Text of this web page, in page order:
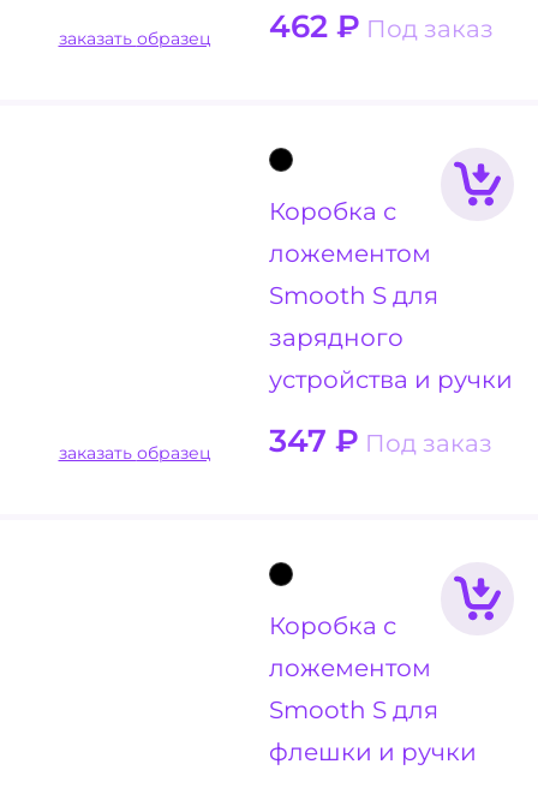
462 ₽ Под заказ
заказать образец
Коробка с
ложементом
Smooth S для
зарядного
устройства и ручки
347 ₽ Под заказ
заказать образец
Коробка с
ложементом
Smooth S для
флешки и ручки